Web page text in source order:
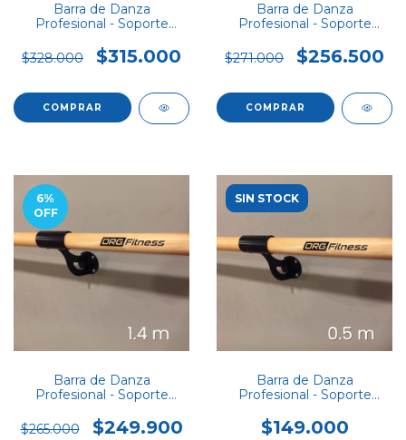
Barra de Danza
Profesional - Soporte
$328.000
$315.000
COMPRAR
Barra de Danza
Profesional - Soporte
$271.000
$256.500
COMPRAR
6%
OFF
Barra de Danza
Profesional - Soporte
$265.000
$249.900
SIN STOCK
Barra de Danza
Profesional - Soporte
metro)
$149.000